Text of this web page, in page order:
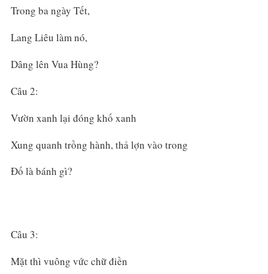
Trong ba ngày Tết,
Lang Liêu làm nó,
Dâng lên Vua Hùng?
Câu 2:
Vườn xanh lại đóng khố xanh
Xung quanh trồng hành, thả lợn vào trong
Đố là bánh gì?
Câu 3:
Mặt thì vuông vức chữ điền